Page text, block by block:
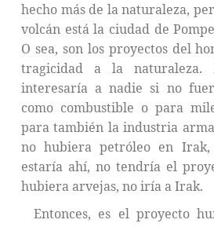
hecho más de la naturaleza,
volcán está la ciudad de
O sea, son los proyectos del
tragicidad a la
interesaría a nadie si no
como combustible o para
para también la industria
no hubiera petróleo en Irak,
estaría ahí, no tendría el
hubiera arvejas, no iría a Irak.
Entonces, es el proyecto